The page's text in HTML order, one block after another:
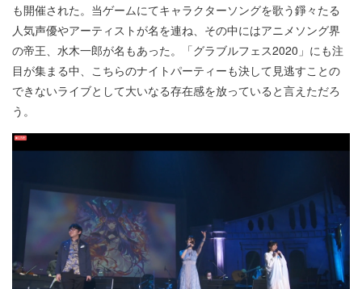
も開催された。当ゲームにてキャラクターソングを歌う錚々たる
人気声優やアーティストが名を連ね、その中にはアニメソング界
の帝王、水木一郎が名もあった。「グラブルフェス2020」にも注
目が集まる中、こちらのナイトパーティーも決して見逃すことの
できないライブとして大いなる存在感を放っていると言えただろ
う。